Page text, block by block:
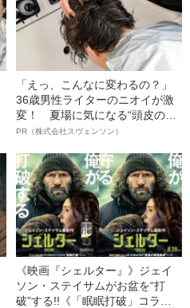
「えっ、こんなに変わるの？」
36歳男性ライターのニオイが激
変！ 夏場に気になる“頭皮のニ
オイ”や“ベタつき”を解消す
ト”が生み出した徹底ケアとは
PR（株式会社スヴェンソン）
《映画『シェルター』》ジェイ
ソン・ステイサムがお盆を“打
破”する!!《「眠眠打破」コラ